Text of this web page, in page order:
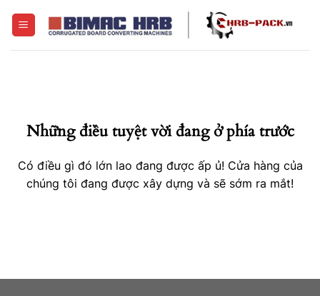
Những điều tuyệt vời đang ở phía trước
Có điều gì đó lớn lao đang được ấp ủ! Cửa hàng của
chúng tôi đang được xây dựng và sẽ sớm ra mắt!